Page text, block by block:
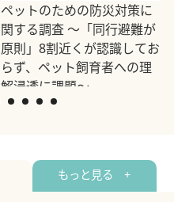
ペットのための防災対策に
関する調査 ～「同行避難が
原則」8割近くが認識してお
らず、ペット飼育者への理
解浸透に課題～
2023年3月10日 By equall編集部
もっと見る +